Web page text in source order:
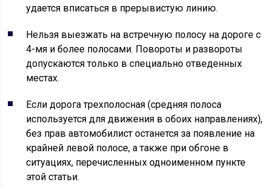
удается вписаться в прерывистую линию.
Нельзя выезжать на встречную полосу на дороге с
4-мя и более полосами. Повороты и развороты
допускаются только в специально отведенных
местах.
Если дорога трехполосная (средняя полоса
используется для движения в обоих направлениях),
без прав автомобилист останется за появление на
крайней левой полосе, а также при обгоне в
ситуациях, перечисленных одноименном пункте
этой статьи.